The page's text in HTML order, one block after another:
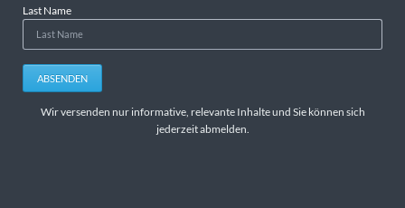
Last Name
ABSENDEN
Wir versenden nur informative, relevante Inhalte und Sie können sich
jederzeit abmelden.